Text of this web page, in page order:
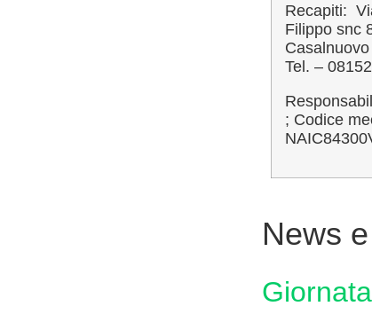
Recapiti:
Filippo snc
Tel. –
; Codice
News